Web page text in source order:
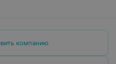
компанию